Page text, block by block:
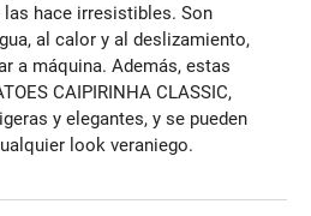
hace irresistibles. Son
al calor y al deslizamiento,
a máquina. Además, estas
CAIPIRINHA CLASSIC,
y elegantes, y se pueden
look veraniego.